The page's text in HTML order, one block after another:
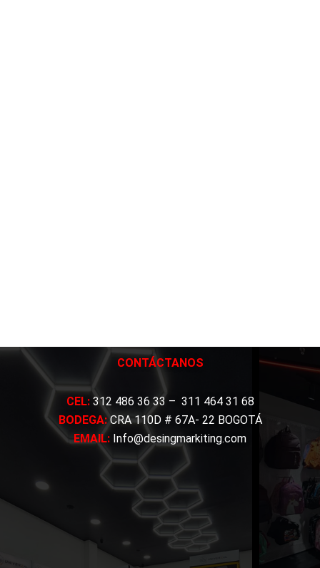
CONTÁCTANOS
CEL:312 486 36 33 – 311 464 31 68
BODEGA:CRA 110D # 67A- 22 BOGOTÁ
EMAIL: Info@desingmarkiting.com